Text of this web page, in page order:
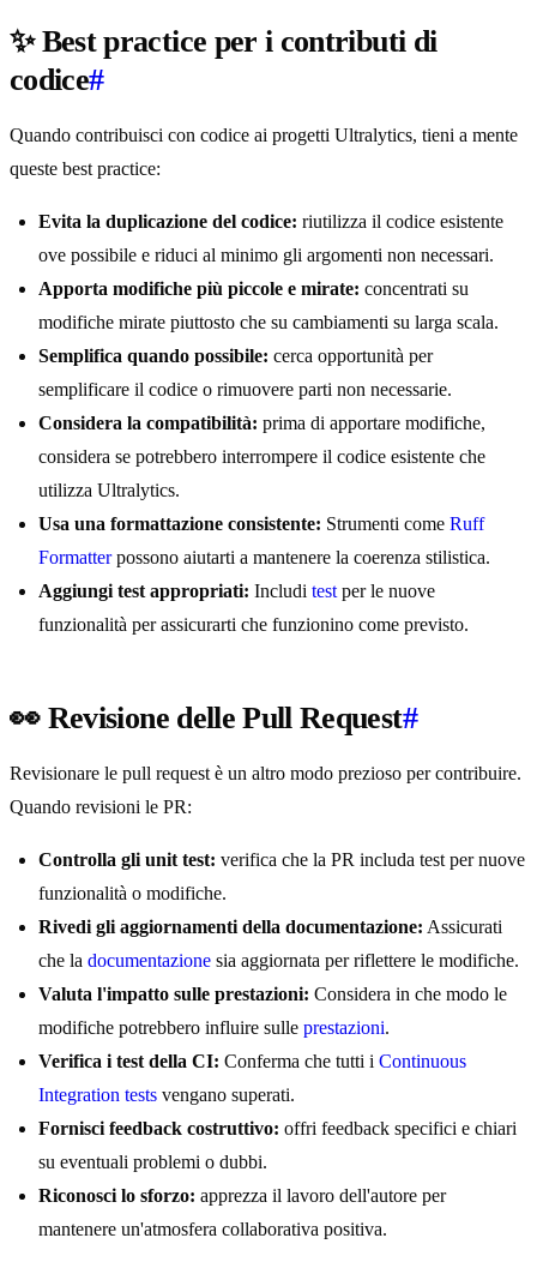
✨ Best practice per i contributi di
codice#
Quando contribuisci con codice ai progetti Ultralytics, tieni a mente
queste best practice:
Evita la duplicazione del codice: riutilizza il codice esistente
ove possibile e riduci al minimo gli argomenti non necessari.
Apporta modifiche più piccole e mirate: concentrati su
modifiche mirate piuttosto che su cambiamenti su larga scala.
Semplifica quando possibile: cerca opportunità per
semplificare il codice o rimuovere parti non necessarie.
Considera la compatibilità: prima di apportare modifiche,
considera se potrebbero interrompere il codice esistente che
utilizza Ultralytics.
Usa una formattazione consistente: Strumenti come Ruff
Formatterpossono aiutarti a mantenere la coerenza stilistica.
Aggiungi test appropriati: Includi test per le nuove
funzionalità per assicurarti che funzionino come previsto.
👀 Revisione delle Pull Request#
Revisionare le pull request è un altro modo prezioso per contribuire.
Quando revisioni le PR:
Controlla gli unit test: verifica che la PR includa test per nuove
funzionalità o modifiche.
Rivedi gli aggiornamenti della documentazione: Assicurati
che la documentazione sia aggiornata per riflettere le modifiche.
Valuta l'impatto sulle prestazioni: Considera in che modo le
modifiche potrebbero influire sulle prestazioni.
Verifica i test della CI: Conferma che tutti i Continuous
Integration tests vengano superati.
Fornisci feedback costruttivo: offri feedback specifici e chiari
su eventuali problemi o dubbi.
Riconosci lo sforzo: apprezza il lavoro dell'autore per
mantenere un'atmosfera collaborativa positiva.